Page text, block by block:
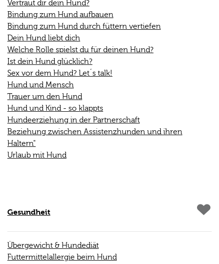
Vertraut dir dein Hund?
Bindung zum Hund aufbauen
Bindung zum Hund durch füttern vertiefen
Dein Hund liebt dich
Welche Rolle spielst du für deinen Hund?
Ist dein Hund glücklich?
Sex vor dem Hund? Let´s talk!
Hund und Mensch
Trauer um den Hund
Hund und Kind - so klappts
Hundeerziehung in der Partnerschaft
Beziehung zwischen Assistenzhunden und ihren
Haltern"
Urlaub mit Hund
Gesundheit
Übergewicht & Hundediät
Futtermittelallergie beim Hund